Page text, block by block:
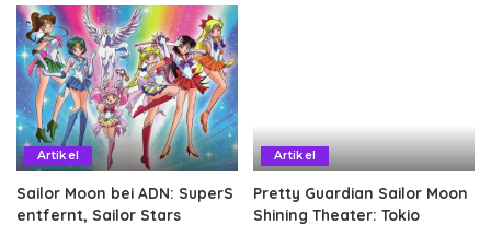
Artikel
Sailor Moon bei ADN: SuperS
entfernt, Sailor Stars
Artikel
Pretty Guardian Sailor Moon
Shining Theater: Tokio